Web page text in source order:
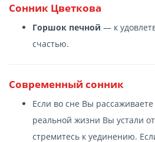
Сонник Цветкова
Горшок печной — к
счастью.
Современный сонник
Если во сне Вы
реальной жизни Вы устали
стремитесь к уединению.